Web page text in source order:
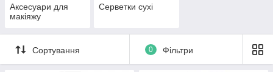
Аксесуари для
макіяжу
Серветки сухі
Сортування 0 Фільтри